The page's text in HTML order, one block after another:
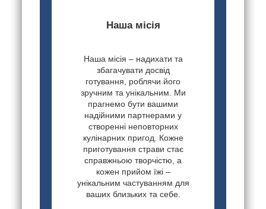
Наша місія
Наша місія – надихати та
збагачувати досвід
готування, роблячи його
зручним та унікальним. Ми
прагнемо бути вашими
надійними партнерами у
створенні неповторних
кулінарних пригод. Кожне
приготування страви стає
справжньою творчістю, а
кожен прийом їжі –
унікальним частуванням для
ваших близьких та себе.